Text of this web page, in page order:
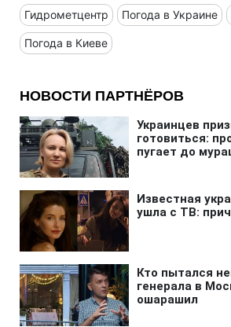
Гидрометцентр Погода в Украине
Погода в Киеве